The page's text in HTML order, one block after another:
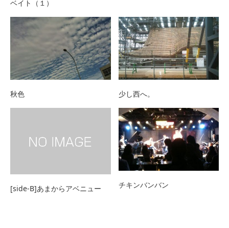
ベイト（１）
秋色 少し西へ。
[side-B]あまからアベニュー チキンバンバン